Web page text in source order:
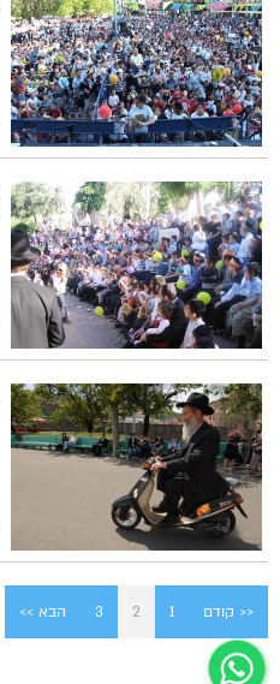
<< קודם 1
2
3 הבא >>